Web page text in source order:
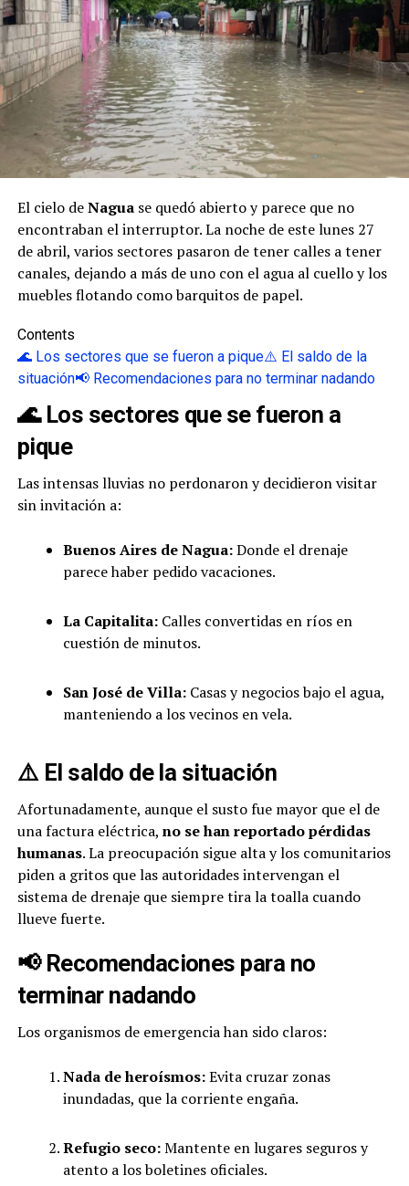
El cielo deNaguase quedó abierto y parece que no
encontraban el interruptor. La noche de este lunes 27
de abril, varios sectores pasaron de tener calles a tener
canales, dejando a más de uno con el agua al cuello y los
muebles flotando como barquitos de papel.
Contents
🌊 Los sectores que se fueron a pique⚠️ El saldo de la
situación📢 Recomendaciones para no terminar nadando
🌊 Los sectores que se fueron a
pique
Las intensas lluvias no perdonaron y decidieron visitar
sin invitación a:
Buenos Aires de Nagua:Donde el drenaje
parece haber pedido vacaciones.
La Capitalita:Calles convertidas en ríos en
cuestión de minutos.
San José de Villa:Casas y negocios bajo el agua,
manteniendo a los vecinos en vela.
⚠️ El saldo de la situación
Afortunadamente, aunque el susto fue mayor que el de
una factura eléctrica, no se han reportado pérdidas
humanas. La preocupación sigue alta y los comunitarios
piden a gritos que las autoridades intervengan el
sistema de drenaje que siempre tira la toalla cuando
llueve fuerte.
📢 Recomendaciones para no
terminar nadando
Los organismos de emergencia han sido claros:
Nada de heroísmos:Evita cruzar zonas
inundadas, que la corriente engaña.
Refugio seco:Mantente en lugares seguros y
atento a los boletines oficiales.